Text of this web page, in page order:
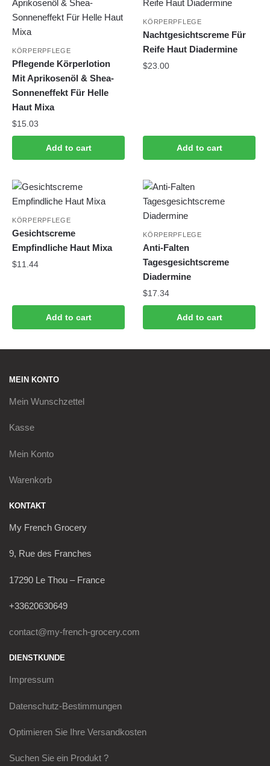
KÖRPERPFLEGE
Pflegende Körperlotion
Mit Aprikosenöl & Shea-
Sonneneffekt Für Helle
Haut Mixa
$15.03
Add to cart
KÖRPERPFLEGE
Nachtgesichtscreme Für
Reife Haut Diadermine
$23.00
Add to cart
KÖRPERPFLEGE
Gesichtscreme
Empfindliche Haut Mixa
$11.44
Add to cart
KÖRPERPFLEGE
Anti-Falten
Tagesgesichtscreme
Diadermine
$17.34
Add to cart
MEIN KONTO
Mein Wunschzettel
Kasse
Mein Konto
Warenkorb
KONTAKT
My French Grocery
9, Rue des Franches
17290 Le Thou – France
+33620630649
contact@my-french-grocery.com
DIENSTKUNDE
Impressum
Datenschutz-Bestimmungen
Optimieren Sie Ihre Versandkosten
Suchen Sie ein Produkt ?